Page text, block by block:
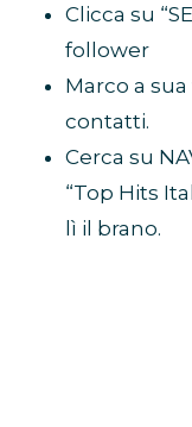
Clicca su
follower
Marco a
contatti.
Cerca su
“Top Hits
lì il brano.